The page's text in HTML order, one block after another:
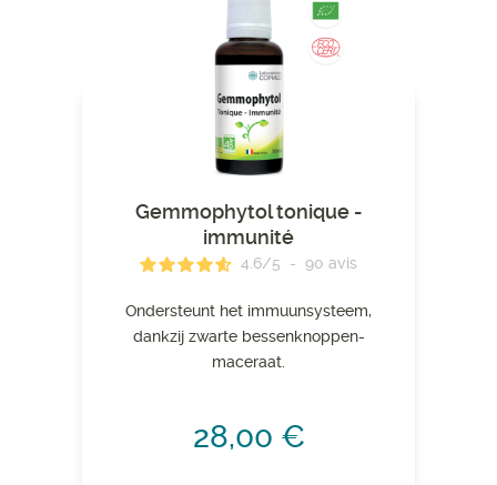
Gemmophytol tonique -
immunité
4.6/5 - 90 avis
Ondersteunt het immuunsysteem,
dankzij zwarte bessenknoppen-
maceraat.
28,00 €